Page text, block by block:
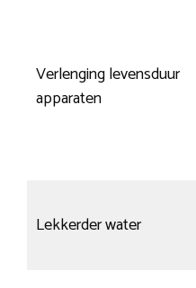
Verlenging levensduur
apparaten
Lekkerder water